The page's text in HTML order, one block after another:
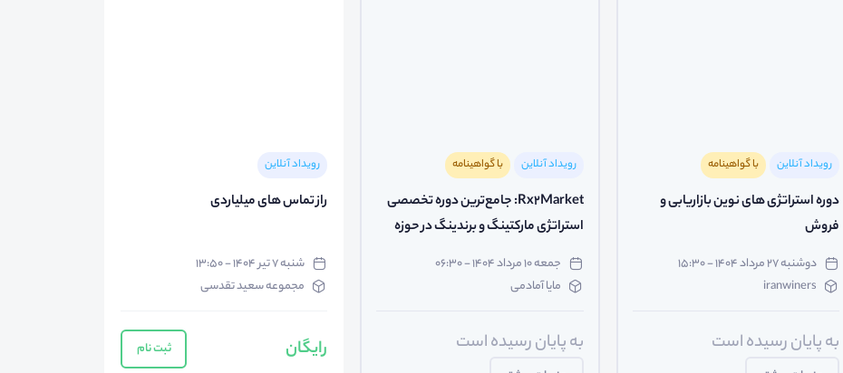
رویداد آنلاین با گواهینامه
دوره استراتژی های نوین بازاریابی و
فروش
دوشنبه ۲۷ مرداد ۱۴۰۴ - ۱۵:۳۰
iranwiners
به پایان رسیده است
رویداد آنلاین با گواهینامه
Rx2Market: جامع‌ترین دوره تخصصی
استراتژی مارکتینگ و برندینگ در حوزه
داروسازی
جمعه ۱۰ مرداد ۱۴۰۴ - ۰۶:۳۰
مایا آمادمی
به پایان رسیده است
رویداد آنلاین
راز تماس های میلیاردی
شنبه ۷ تیر ۱۴۰۴ - ۱۳:۵۰
مجموعه سعید تقدسی
رایگان ثبت نام